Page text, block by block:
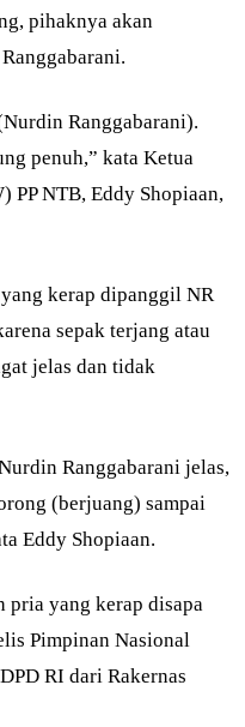
pihaknya akan
Ranggabarani).
penuh,” kata Ketua
PP NTB, Eddy Shopiaan,
kerap dipanggil NR
sepak terjang atau
jelas dan tidak
Ranggabarani jelas,
(berjuang) sampai
Eddy Shopiaan.
pria yang kerap disapa
Pimpinan Nasional
RI dari Rakernas